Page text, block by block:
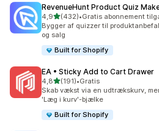
RevenueHunt Product Quiz
4,9ud af 5 stjerner
(432)
432 anmeldelser i alt
•Gratis abonnement
Bygger af quizzer til
og salg
Built for Shopify
EA • Sticky Add to Cart Drawer
4,8ud af 5 stjerner
(191)
191 anmeldelser i alt
•Gratis
Skab vækst via en udtrækskurv,
'Læg i kurv'-bjælke
Built for Shopify